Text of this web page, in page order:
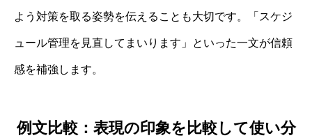
よう対策を取る姿勢を伝えることも大切です。「スケジ
ュール管理を見直してまいります」といった一文が信頼
感を補強します。
例文比較：表現の印象を比較して使い分